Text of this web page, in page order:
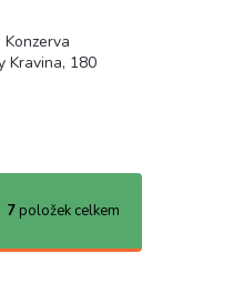
Konzerva
Kravina, 180
7 položek celkem